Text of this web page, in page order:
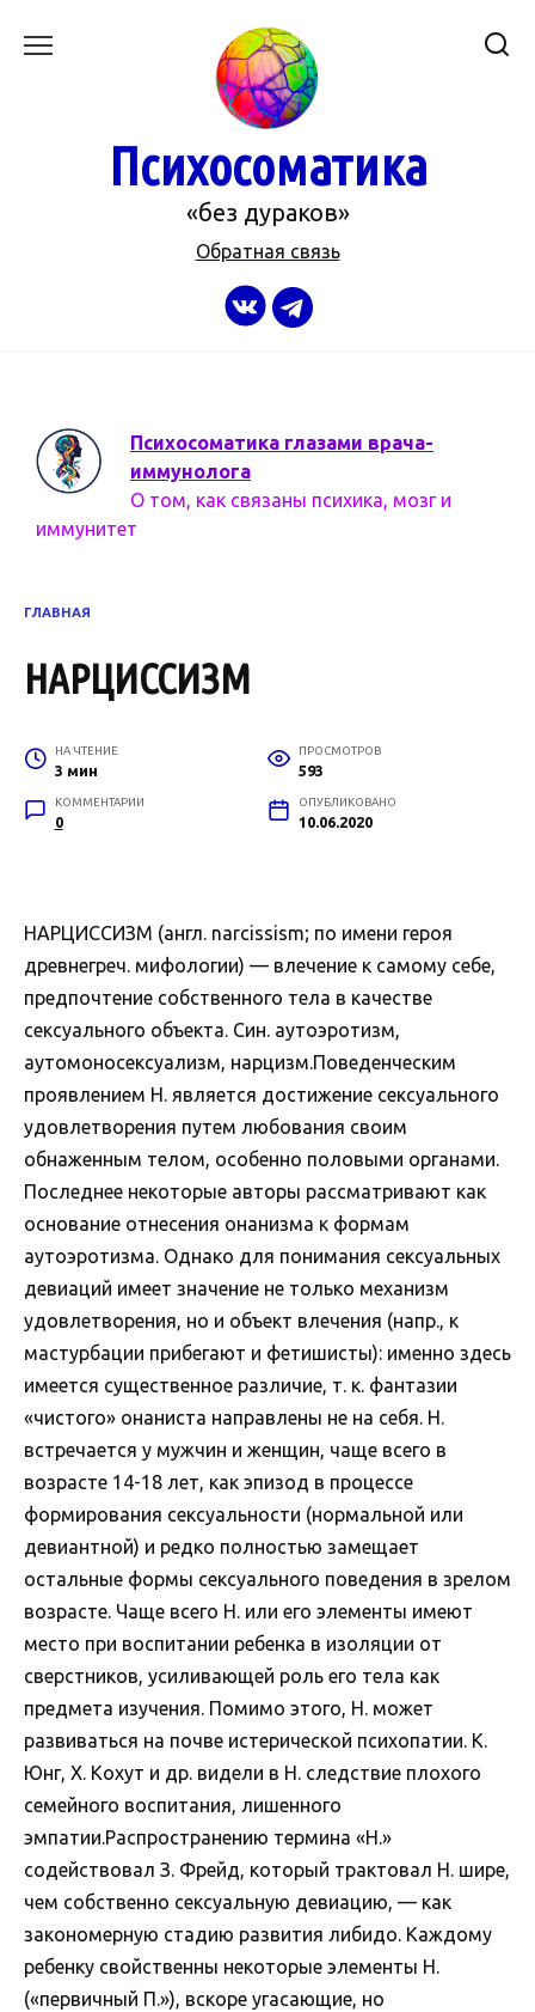
Психосоматика
«без дураков»
Обратная связь
Психосоматика глазами врача-
иммунолога
О том, как связаны психика, мозг и
иммунитет
ГЛАВНАЯ
НАРЦИССИЗМ
НА ЧТЕНИЕ
3 мин
ПРОСМОТРОВ
593
КОММЕНТАРИИ
0
ОПУБЛИКОВАНО
10.06.2020
НАРЦИССИЗМ (англ. narcissism; по имени героя
древнегреч. мифологии) — влечение к самому себе,
предпочтение собственного тела в качестве
сексуального объекта. Син. аутоэротизм,
аутомоносексуализм, нарцизм.Поведенческим
проявлением Н. является достижение сексуального
удовлетворения путем любования своим
обнаженным телом, особенно половыми органами.
Последнее некоторые авторы рассматривают как
основание отнесения онанизма к формам
аутоэротизма. Однако для понимания сексуальных
девиаций имеет значение не только механизм
удовлетворения, но и объект влечения (напр., к
мастурбации прибегают и фетишисты): именно здесь
имеется существенное различие, т. к. фантазии
«чистого» онаниста направлены не на себя. Н.
встречается у мужчин и женщин, чаще всего в
возрасте 14-18 лет, как эпизод в процессе
формирования сексуальности (нормальной или
девиантной) и редко полностью замещает
остальные формы сексуального поведения в зрелом
возрасте. Чаще всего Н. или его элементы имеют
место при воспитании ребенка в изоляции от
сверстников, усиливающей роль его тела как
предмета изучения. Помимо этого, Н. может
развиваться на почве истерической психопатии. К.
Юнг, Х. Кохут и др. видели в Н. следствие плохого
семейного воспитания, лишенного
эмпатии.Распространению термина «Н.»
содействовал З. Фрейд, который трактовал Н. шире,
чем собственно сексуальную девиацию, — как
закономерную стадию развития либидо. Каждому
ребенку свойственны некоторые элементы Н.
(«первичный П.»), вскоре угасающие, но